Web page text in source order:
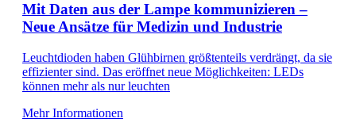
Mit Daten aus der Lampe kommunizieren –
Neue Ansätze für Medizin und Industrie
Leuchtdioden haben Glühbirnen größtenteils verdrängt, da sie
effizienter sind. Das eröffnet neue Möglichkeiten: LEDs
können mehr als nur leuchten
Mehr Informationen